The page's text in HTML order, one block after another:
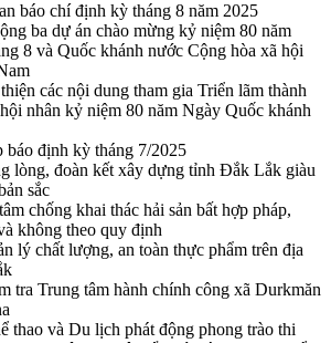
báo chí định kỳ tháng 8 năm 2025
ba dự án chào mừng kỷ niệm 80 năm
8 và Quốc khánh nước Cộng hòa xã hội
các nội dung tham gia Triển lãm thành
nhân kỷ niệm 80 năm Ngày Quốc khánh
định kỳ tháng 7/2025
lòng, đoàn kết xây dựng tỉnh Đắk Lắk giàu
sắc
chống khai thác hải sản bất hợp pháp,
không theo quy định
lý chất lượng, an toàn thực phẩm trên địa
tra Trung tâm hành chính công xã Durkmăn
thao và Du lịch phát động phong trào thi